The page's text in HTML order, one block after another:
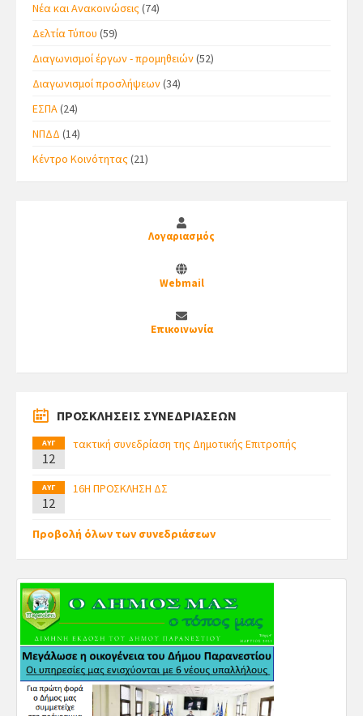
Νέα και Ανακοινώσεις(74)
Δελτία Τύπου (59)
Διαγωνισμοί έργων - προμηθειών(52)
Διαγωνισμοί προσλήψεων(34)
ΕΣΠΑ(24)
ΝΠΔΔ (14)
Κέντρο Κοινότητας(21)
Λογαριασμός
Webmail
Επικοινωνία
ΠΡΟΣΚΛΗΣΕΙΣ ΣΥΝΕΔΡΙΑΣΕΩΝ
ΑΥΓ
12
τακτική συνεδρίαση της Δημοτικής Επιτροπής
ΑΥΓ
12
16Η ΠΡΟΣΚΛΗΣΗ ΔΣ
Προβολή όλων των συνεδριάσεων